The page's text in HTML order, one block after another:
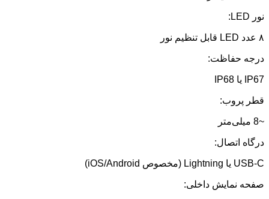
نور LED:
۸ عدد LED قابل تنظیم نور
درجه حفاظت:
IP67 یا IP68
قطر پروب:
~8 میلی‌متر
درگاه اتصال:
USB‑C یا Lightning (مخصوص iOS/Android)
صفحه نمایش داخلی: